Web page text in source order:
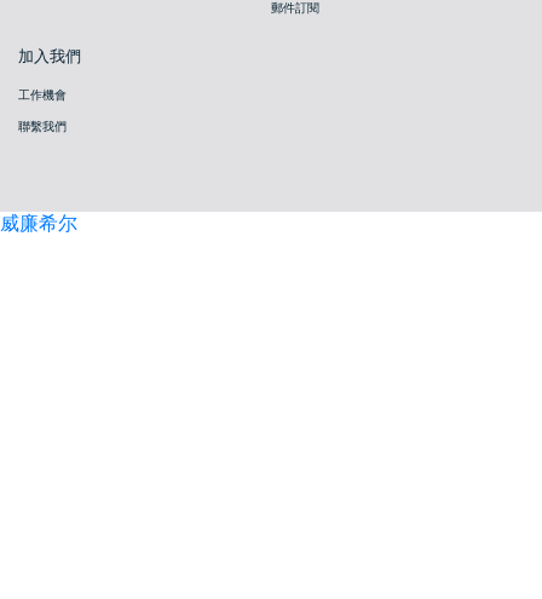
郵件訂閱
加入我們
工作機會
聯繫我們
威廉希尔